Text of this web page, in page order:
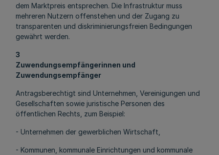
dem Marktpreis entsprechen. Die Infrastruktur muss
mehreren Nutzern offenstehen und der Zugang zu
transparenten und diskriminierungsfreien Bedingungen
gewährt werden.
3
Zuwendungsempfängerinnen und
Zuwendungsempfänger
Antragsberechtigt sind Unternehmen, Vereinigungen und
Gesellschaften sowie juristische Personen des
öffentlichen Rechts, zum Beispiel:
- Unternehmen der gewerblichen Wirtschaft,
- Kommunen, kommunale Einrichtungen und kommunale